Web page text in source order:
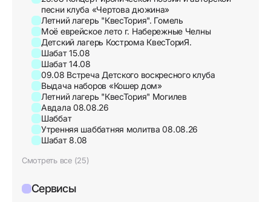
песни клуба «Чертова дюжина»
Летний лагерь "КвесТория". Гомель
Моё еврейское лето г. Набережные Челны
Детский лагерь Кострома КвесТориЯ.
Шабат 15.08
Шабат 14.08
09.08 Встреча Детского воскресного клуба
Выдача наборов «Кошер дом»
Летний лагерь "КвесТория" Могилев
Авдала 08.08.26
Шаббат
Утренняя шаббатняя молитва 08.08.26
Шабат 8.08
Смотреть все (25)
Сервисы